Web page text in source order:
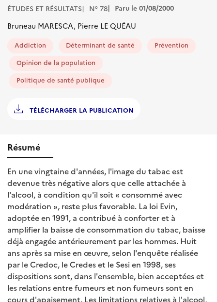
ÉTUDES ET RÉSULTATS N° 78 Paru le 01/08/2000
Bruneau MARESCA, Pierre LE QUÉAU
Addiction Déterminant de santé
Prévention
Opinion de la population
Politique de santé publique
TÉLÉCHARGER LA PUBLICATION
Résumé
En une vingtaine d'années, l'image du tabac est
devenue très négative alors que celle attachée à
l'alcool, à condition qu'il soit « consommé avec
modération », reste plus favorable. La loi Evin,
adoptée en 1991, a contribué à conforter et à
amplifier la baisse de consommation du tabac, baisse
déjà engagée antérieurement par les hommes. Huit
ans après sa mise en œuvre, selon l'enquête réalisée
par le Credoc, le Credes et le Sesi en 1998, ses
dispositions sont, dans l'ensemble, bien acceptées et
les relations entre fumeurs et non fumeurs sont en
cours d'apaisement. Les limitations relatives à l'alcool,